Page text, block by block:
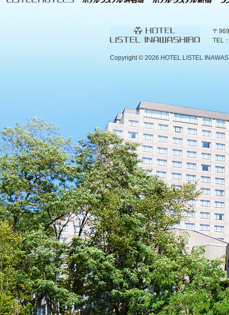
〒
TEL
Copyright © 2026 HOTEL LISTEL